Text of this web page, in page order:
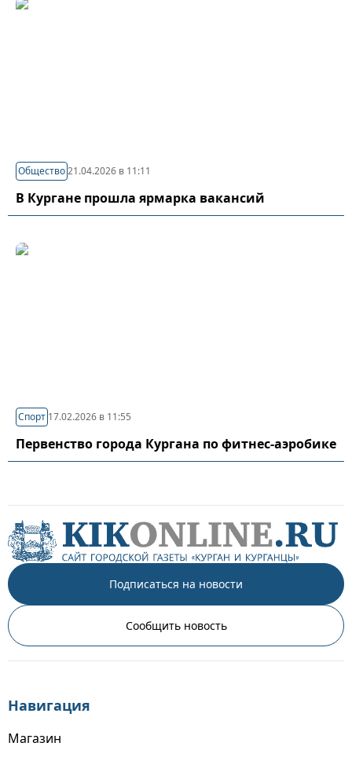
Общество21.04.2026 в 11:11
В Кургане прошла ярмарка вакансий
Спорт 17.02.2026 в 11:55
Первенство города Кургана по фитнес-аэробике
Подписаться на новости
Сообщить новость
Навигация
Магазин